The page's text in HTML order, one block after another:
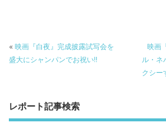
k
« 映画『白夜』完成披露試写会を
盛大にシャンパンでお祝い!!
映画
ル・ネ
クシー
レポート記事検索